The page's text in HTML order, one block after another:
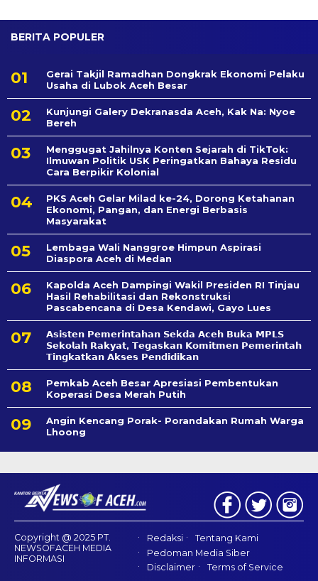
BERITA POPULER
Gerai Takjil Ramadhan Dongkrak Ekonomi Pelaku
Usaha di Lubok Aceh Besar
Kunjungi Galery Dekranasda Aceh, Kak Na: Nyoe
Bereh
Menggugat Jahilnya Konten Sejarah di TikTok:
Ilmuwan Politik USK Peringatkan Bahaya Residu
Cara Berpikir Kolonial
PKS Aceh Gelar Milad ke-24, Dorong Ketahanan
Ekonomi, Pangan, dan Energi Berbasis
Masyarakat
Lembaga Wali Nanggroe Himpun Aspirasi
Diaspora Aceh di Medan
Kapolda Aceh Dampingi Wakil Presiden RI Tinjau
Hasil Rehabilitasi dan Rekonstruksi
Pascabencana di Desa Kendawi, Gayo Lues
𝗔𝘀𝗶𝘀𝘁𝗲𝗻 𝗣𝗲𝗺𝗲𝗿𝗶𝗻𝘁𝗮𝗵𝗮𝗻 𝗦𝗲k𝗱𝗮 𝗔𝗰𝗲𝗵 𝗕𝘂𝗸𝗮 𝗠𝗣𝗟𝗦
𝗦𝗲𝗸𝗼𝗹𝗮𝗵 𝗥𝗮𝗸𝘆𝗮𝘁, 𝗧𝗲𝗴𝗮𝘀𝗸𝗮𝗻 𝗞𝗼𝗺𝗶𝘁𝗺𝗲𝗻 𝗣𝗲𝗺𝗲𝗿𝗶𝗻𝘁𝗮𝗵
𝗧𝗶𝗻𝗴𝗸𝗮𝘁𝗸𝗮𝗻 𝗔𝗸𝘀𝗲𝘀 𝗣𝗲𝗻𝗱𝗶𝗱𝗶𝗸𝗮𝗻
Pemkab Aceh Besar Apresiasi Pembentukan
Koperasi Desa Merah Putih
Angin Kencang Porak- Porandakan Rumah Warga
Lhoong
Copyright @ 2025 PT.
NEWSOFACEH MEDIA
INFORMASI
Redaksi
Tentang Kami
Pedoman Media Siber
Disclaimer
Terms of Service